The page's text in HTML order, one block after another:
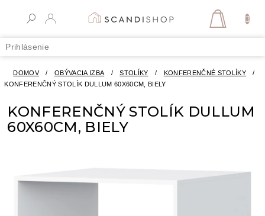
Prihlásenie
DOMOV / OBÝVACIA IZBA / STOLÍKY / KONFERENČNÉ STOLÍKY
/
KONFERENČNÝ STOLÍK DULLUM 60X60CM, BIELY
KONFERENČNÝ STOLÍK DULLUM
60X60CM, BIELY